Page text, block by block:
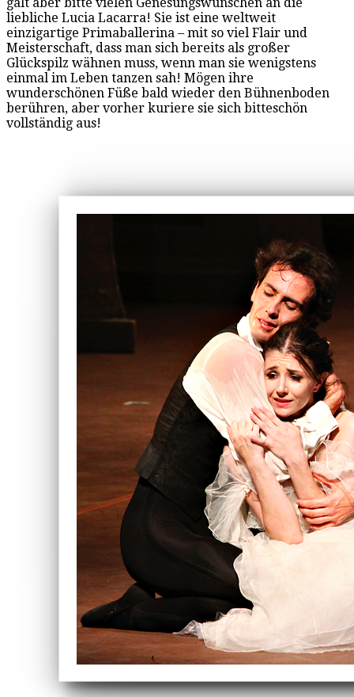
liebliche Lucia Lacarra! Sie ist eine weltweit
einzigartige Primaballerina – mit so viel Flair und
Meisterschaft, dass man sich bereits als großer
Glückspilz wähnen muss, wenn man sie wenigstens
einmal im Leben tanzen sah! Mögen ihre
wunderschönen Füße bald wieder den Bühnenboden
berühren, aber vorher kuriere sie sich bitteschön
vollständig aus!